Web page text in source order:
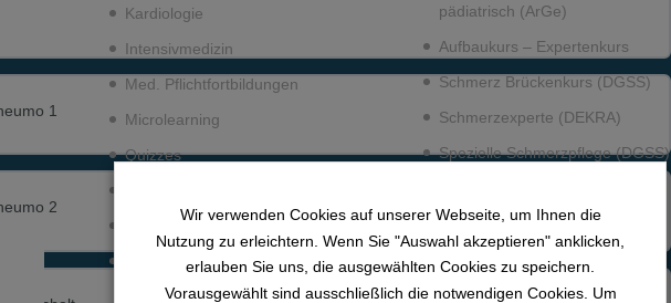
0% VOLLSTÄNDIG 0/0 Schritte
1
2
0% VOLLSTÄNDIG 0/0 Schritte
Kardiologie
Intensiv­medizin
Med. Pflichtfort­bildun­gen
Microlearning
Quizzes
Pflicht-Fort­bildun­gen
Fach­angestellte: Pneumo­logie
pädiatrisch (ArGe)
Aufbaukurs – Expertenkurs
Schmerz Brückenkurs (DGSS)
Schmerzexperte (DEKRA)
Spezielle Schmerzpflege (DGSS)
Fit für die Pädiatrie
WB Praxisanleitung
PA-Pflichtfortbildungen
Wir verwenden Cookies auf unserer Webseite, um Ihnen die
Nutzung zu erleichtern. Wenn Sie "Auswahl akzeptieren" anklicken,
erlauben Sie uns, die ausgewählten Cookies zu speichern.
Vorausgewählt sind ausschließlich die notwendigen Cookies. Um